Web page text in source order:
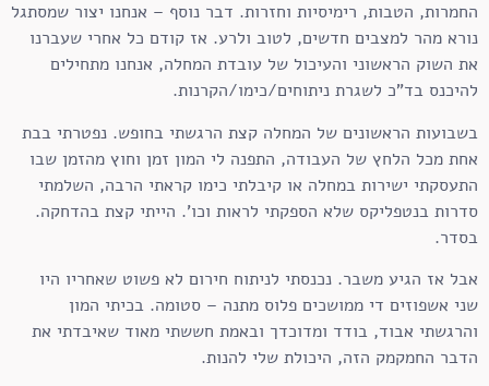
החמרות, הטבות, רימיסיות וחזרות. דבר נוסף – אנחנו יצור שמסתגל
נורא מהר למצבים חדשים, לטוב ולרע. אז קודם כל אחרי שעברנו
את השוק הראשוני והעיכול של עובדת המחלה, אנחנו מתחילים
להיכנס בד"כ לשגרת ניתוחים/כימו/הקרנות.
בשבועות הראשונים של המחלה קצת הרגשתי בחופש. נפטרתי בבת
אחת מכל הלחץ של העבודה, התפנה לי המון זמן וחוץ מהזמן שבו
התעסקתי ישירות במחלה או קיבלתי כימו קראתי הרבה, השלמתי
סדרות בנטפליקס שלא הספקתי לראות וכו'. הייתי קצת בהדחקה.
בסדר.
אבל אז הגיע משבר. נכנסתי לניתוח חירום לא פשוט שאחריו היו
שני אשפוזים די ממושכים פלוס מתנה – סטומה. בכיתי המון
והרגשתי אבוד, בודד ומדוכדך ובאמת חששתי מאוד שאיבדתי את
הדבר החמקמק הזה, היכולת שלי להנות.